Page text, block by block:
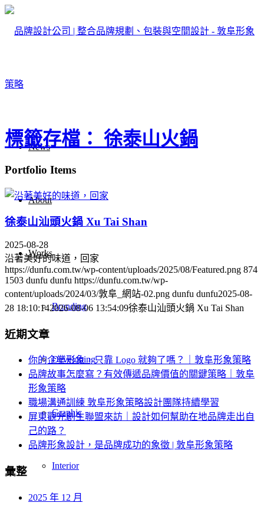
News
About
Works
Branding
Developing
Graphic
Interior
標籤存檔： 徐泰山火鍋
Portfolio Items
徐泰山汕頭火鍋 Xu Tai Shan
2025-08-28
沿著美好的味道，回家
https://dunfu.com.tw/wp-content/uploads/2025/08/Featured.png 874
1503 dunfu dunfu https://dunfu.com.tw/wp-
content/uploads/2024/03/敦阜_網站-02.png dunfu dunfu2025-08-
28 18:10:142026-08-06 13:54:09徐泰山汕頭火鍋 Xu Tai Shan
近期文章
你的企業形象，只靠 Logo 就夠了嗎？｜敦阜形象策略
品牌故事怎麼寫？有效傳遞品牌價值的關鍵策略｜敦阜
形象策略
職場溝通訓練 敦阜形象策略設計團隊持續學習
屏東觀光創生聯盟來訪｜設計如何幫助在地品牌走出自
己的路？
品牌形象設計，是品牌成功的象徵 | 敦阜形象策略
彙整
2025 年 12 月